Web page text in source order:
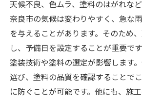
天候不良、色ムラ、塗料のはがれなど
奈良市の気候は変わりやすく、急な
を与えることがあります。そのため
し、予備日を設定することが重要で
塗装技術や塗料の選定が影響します
選び、塗料の品質を確認することで
に防ぐことが可能です。他にも、施